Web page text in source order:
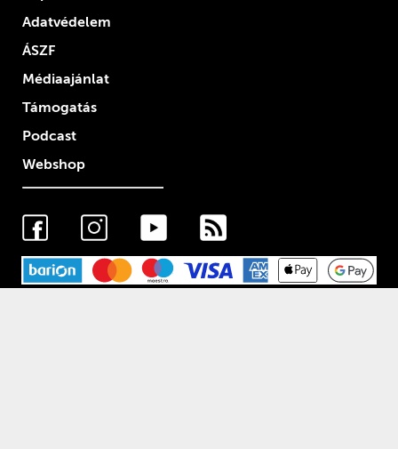
Adatvédelem
ÁSZF
Médiaajánlat
Támogatás
Podcast
Webshop